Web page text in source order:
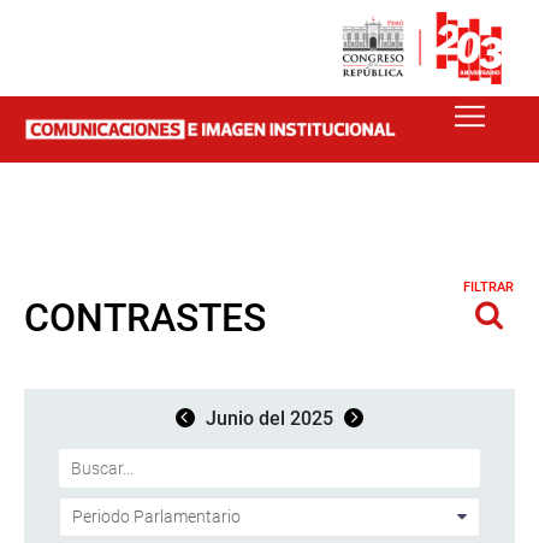
CONTRASTES
FILTRAR
Junio del 2025